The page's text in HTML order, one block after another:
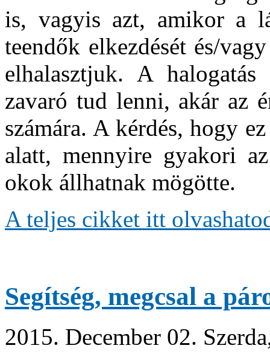
is, vagyis azt, amikor a
teendők elkezdését és/
elhalasztjuk. A
zavaró tud lenni, akár az
számára. A kérdés, hogy
alatt, mennyire gyakori
okok állhatnak mögötte.
A teljes cikket itt
Segítség, megcsal a
2015. December 02.